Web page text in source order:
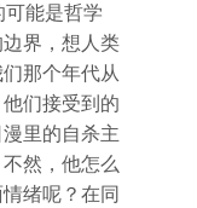
能是哲学
界，想人类
那个年代从
们接受到的
里的自杀主
然，他怎么
绪呢？在同